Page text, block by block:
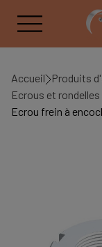
Accueil
Produits
Ecrous et
Ecrou frein à